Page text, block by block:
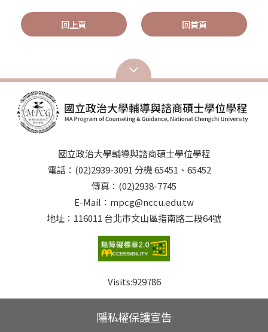
回上頁 回首頁
國立政治大學輔導與諮商碩士學位學程
電話：(02)2939-3091 分機 65451、65452
傳真：(02)2938-7745
E-Mail：mpcg@nccu.edu.tw
地址：116011 台北市文山區指南路二段64號
Visits:929786
隱私權保護宣告